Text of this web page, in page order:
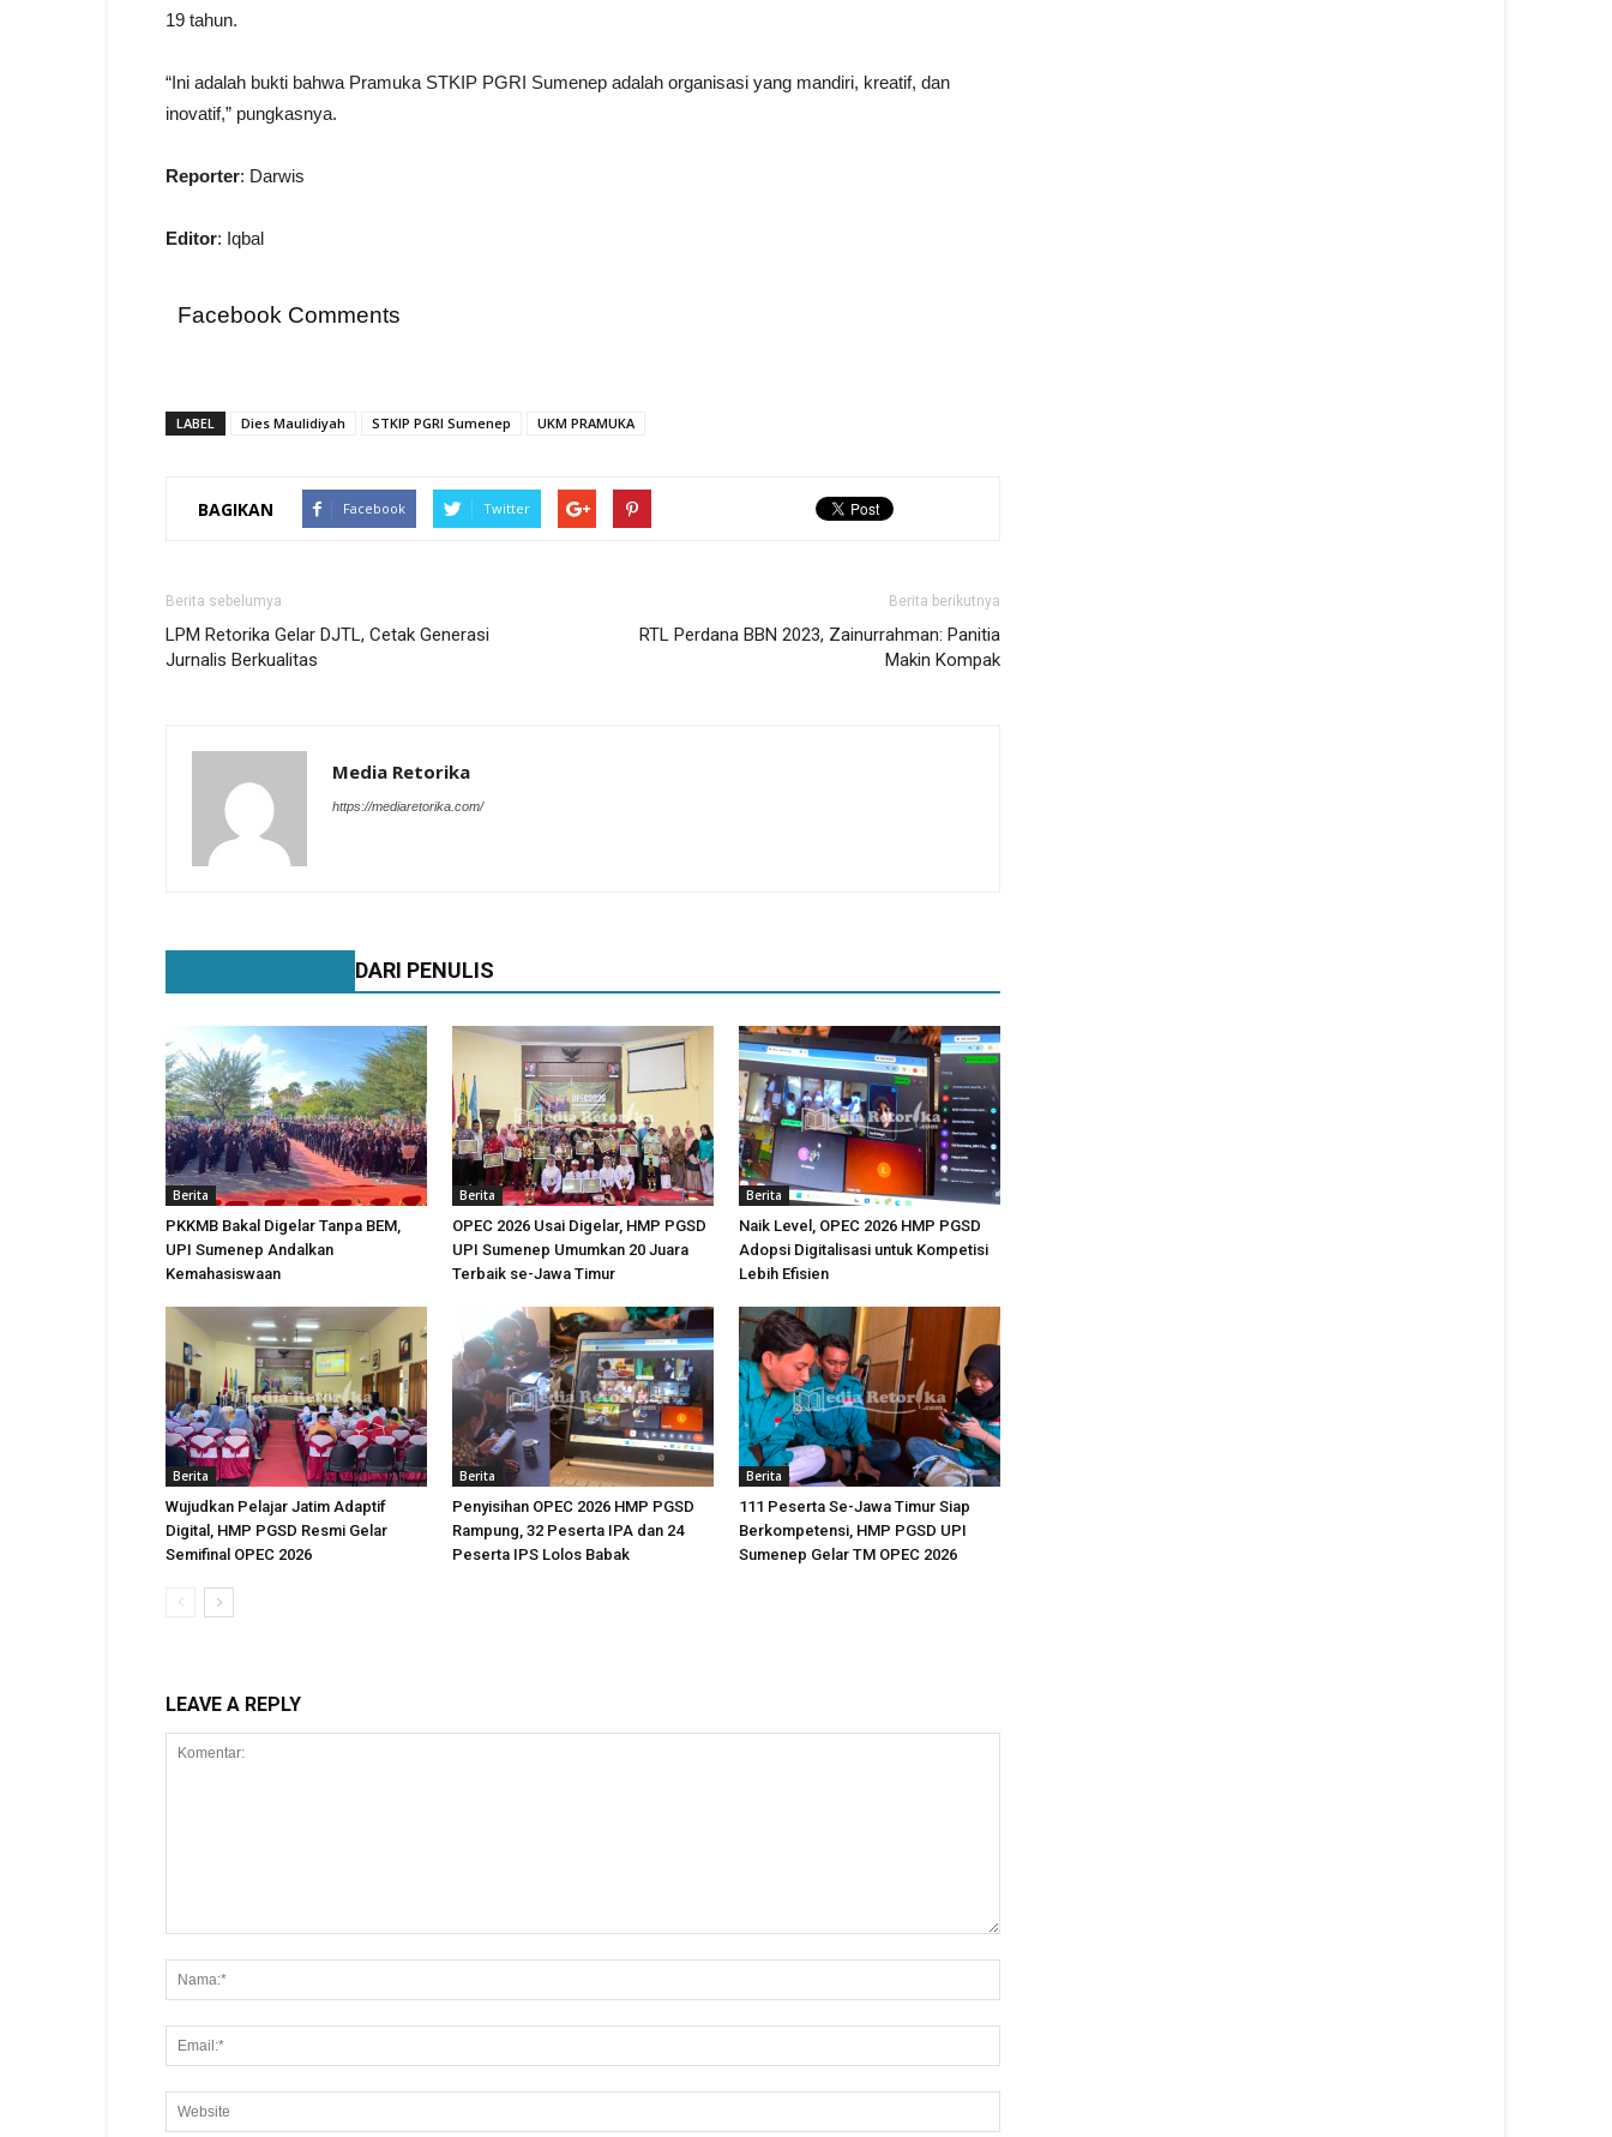
19 tahun.
“Ini adalah bukti bahwa Pramuka STKIP PGRI Sumenep adalah organisasi yang mandiri, kreatif, dan
inovatif,” pungkasnya.
Reporter: Darwis
Editor: Iqbal
Facebook Comments
LABEL Dies Maulidiyah STKIP PGRI Sumenep UKM PRAMUKA
BAGIKAN Facebook Twitter
Berita sebelumya
LPM Retorika Gelar DJTL, Cetak Generasi
Jurnalis Berkualitas
Berita berikutnya
RTL Perdana BBN 2023, Zainurrahman: Panitia
Makin Kompak
Media Retorika
https://mediaretorika.com/
DARI PENULIS
Berita
PKKMB Bakal Digelar Tanpa BEM,
UPI Sumenep Andalkan
Kemahasiswaan
Berita
OPEC 2026 Usai Digelar, HMP PGSD
UPI Sumenep Umumkan 20 Juara
Terbaik se-Jawa Timur
Berita
Naik Level, OPEC 2026 HMP PGSD
Adopsi Digitalisasi untuk Kompetisi
Lebih Efisien
Berita
Wujudkan Pelajar Jatim Adaptif
Digital, HMP PGSD Resmi Gelar
Semifinal OPEC 2026
Berita
Penyisihan OPEC 2026 HMP PGSD
Rampung, 32 Peserta IPA dan 24
Peserta IPS Lolos Babak
Berita
111 Peserta Se-Jawa Timur Siap
Berkompetensi, HMP PGSD UPI
Sumenep Gelar TM OPEC 2026
LEAVE A REPLY